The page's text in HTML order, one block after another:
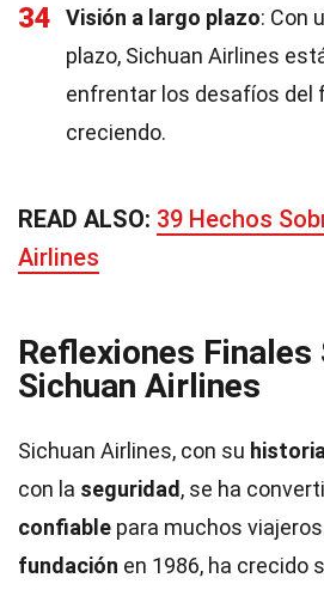
34 Visión a largo plazo: Con
plazo, Sichuan Airlines
enfrentar los desafíos del
creciendo.
READ ALSO: 39 Hechos
Airlines
Reflexiones Finales
Sichuan Airlines
Sichuan Airlines, con su historia
con la seguridad , se ha
confiable para muchos
fundación en 1986, ha crecido